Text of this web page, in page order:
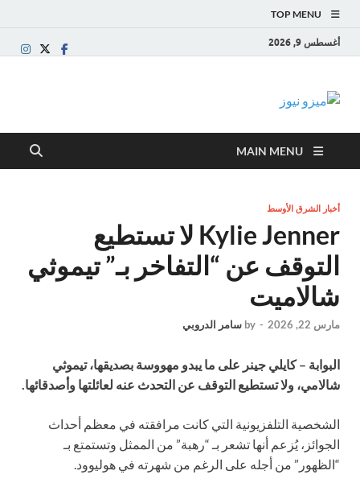
TOP MENU
أغسطس 9, 2026
ميزو نيوز
والاقتصادية
MAIN MENU
أخبار الشرق الأوسط
Kylie Jenner لا تستطيع
التوقف عن “التفاخر بـ” تيموثي
شالاميت
مارس 22, 2026 -
by سامر الدروبي
البوابة – كايلي جينر على ما يبدو مهووسة بصديقها، تيموثي
شالامي، ولا تستطيع التوقف عن التحدث عنه لعائلتها وأصدقائها.
الشخصية التلفزيونية التي كانت مرافقته في معظم أحداث
الجوائز، يُزعم أنها تشعر بـ “رهبة” من الممثل وتستمتع بـ
“الظهور” من أجله على الرغم من شهرته في هوليوود.